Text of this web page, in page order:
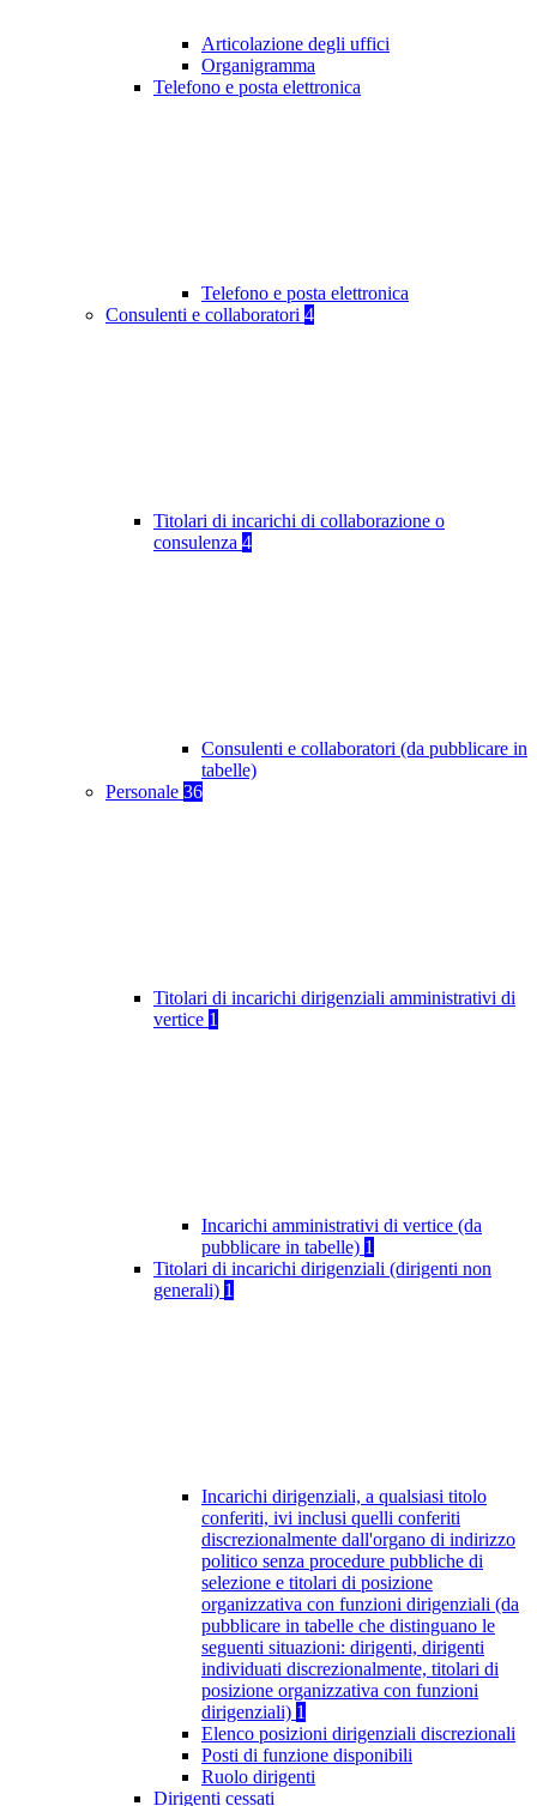
Articolazione degli uffici
Organigramma
Telefono e posta elettronica
Telefono e posta elettronica
Consulenti e collaboratori 4
Titolari di incarichi di collaborazione o
consulenza 4
Consulenti e collaboratori (da pubblicare in
tabelle)
Personale 36
Titolari di incarichi dirigenziali amministrativi di
vertice 1
Incarichi amministrativi di vertice (da
pubblicare in tabelle) 1
Titolari di incarichi dirigenziali (dirigenti non
generali) 1
Incarichi dirigenziali, a qualsiasi titolo
conferiti, ivi inclusi quelli conferiti
discrezionalmente dall'organo di indirizzo
politico senza procedure pubbliche di
selezione e titolari di posizione
organizzativa con funzioni dirigenziali (da
pubblicare in tabelle che distinguano le
seguenti situazioni: dirigenti, dirigenti
individuati discrezionalmente, titolari di
posizione organizzativa con funzioni
dirigenziali) 1
Elenco posizioni dirigenziali discrezionali
Posti di funzione disponibili
Ruolo dirigenti
Dirigenti cessati